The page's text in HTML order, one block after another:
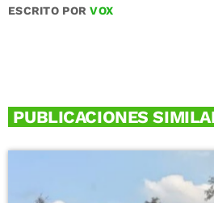
ESCRITO PORVOX
PUBLICACIONES